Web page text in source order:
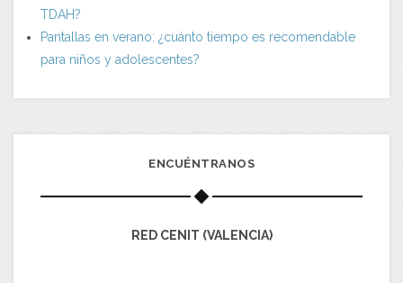
TDAH?
Pantallas en verano: ¿cuánto tiempo es recomendable
para niños y adolescentes?
ENCUÉNTRANOS
RED CENIT (VALENCIA)